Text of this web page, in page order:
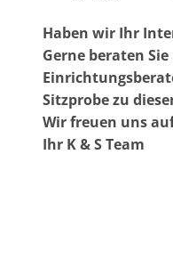
Haben wir Ihr
Gerne beraten
Sitzprobe zu
Wir freuen uns
Ihr K & S Team